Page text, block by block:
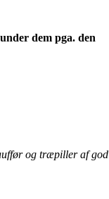
dem pga. den
og træpiller af god